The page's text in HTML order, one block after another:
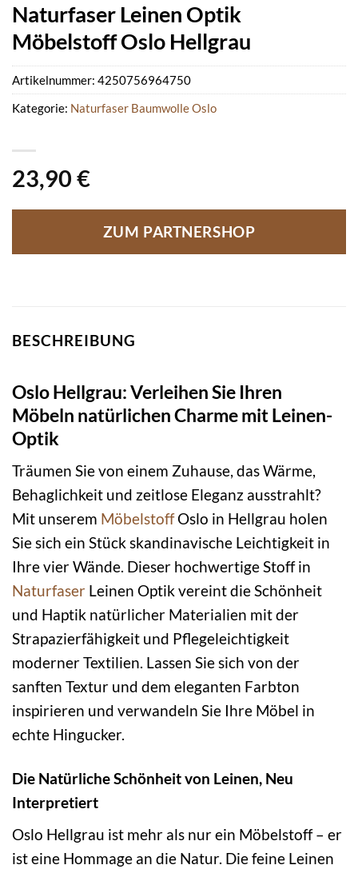
Naturfaser Leinen Optik
Möbelstoff Oslo Hellgrau
23,90 €
ZUM PARTNERSHOP
Artikelnummer: 4250756964750
Kategorie: Naturfaser Baumwolle Oslo
BESCHREIBUNG
Oslo Hellgrau: Verleihen Sie Ihren
Möbeln natürlichen Charme mit Leinen-
Optik
Träumen Sie von einem Zuhause, das Wärme,
Behaglichkeit und zeitlose Eleganz ausstrahlt?
Mit unserem MöbelstoffOslo in Hellgrau holen
Sie sich ein Stück skandinavische Leichtigkeit in
Ihre vier Wände. Dieser hochwertige Stoff in
Naturfaser Leinen Optik vereint die Schönheit
und Haptik natürlicher Materialien mit der
Strapazierfähigkeit und Pflegeleichtigkeit
moderner Textilien. Lassen Sie sich von der
sanften Textur und dem eleganten Farbton
inspirieren und verwandeln Sie Ihre Möbel in
echte Hingucker.
Die Natürliche Schönheit von Leinen, Neu
Interpretiert
Oslo Hellgrau ist mehr als nur ein Möbelstoff – er
ist eine Hommage an die Natur. Die feine Leinen